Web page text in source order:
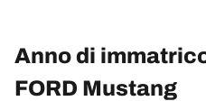
Anno di
FORD Mustang